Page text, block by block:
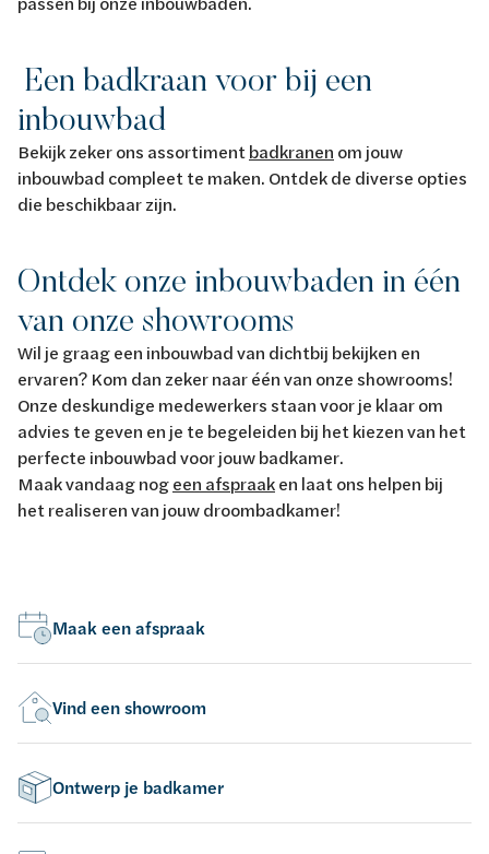
Een badkraan voor bij een
inbouwbad
Bekijk zeker ons assortiment badkranen om jouw
inbouwbad compleet te maken. Ontdek de diverse opties
die beschikbaar zijn.
Ontdek onze inbouwbaden in één
van onze showrooms
Wil je graag een inbouwbad van dichtbij bekijken en
ervaren? Kom dan zeker naar één van onze showrooms!
Onze deskundige medewerkers staan voor je klaar om
advies te geven en je te begeleiden bij het kiezen van het
perfecte inbouwbad voor jouw badkamer.
Maak vandaag nogeen afspraaken laat ons helpen bij
het realiseren van jouw droombadkamer!
Maak een afspraak
Vind een showroom
Ontwerp je badkamer